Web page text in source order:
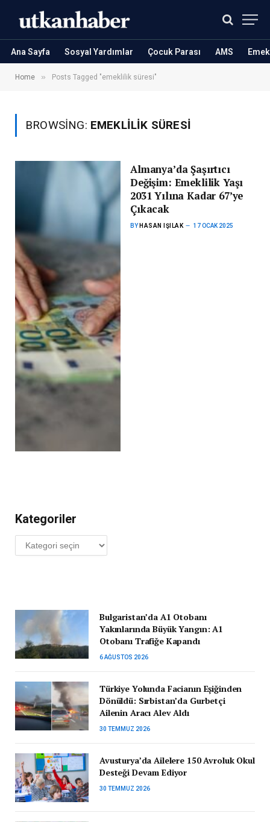
Ana Sayfa Sosyal Yardımlar Çocuk Parası AMS
Home » Posts Tagged "emeklilik süresi"
BROWSING: EMEKLILIK SÜRESI
Almanya’da Şaşırtıcı
Değişim: Emeklilik Yaşı
2031 Yılına Kadar 67’ye
Çıkacak
BY HASAN IŞILAK 17 OCAK 2025
Kategoriler
Kategoriler
Bulgaristan’da A1 Otobanı
Yakınlarında Büyük Yangın: A1
Otobanı Trafiğe Kapandı
6 AĞUSTOS 2026
Türkiye Yolunda Facianın Eşiğinden
Dönüldü: Sırbistan’da Gurbetçi
Ailenin Aracı Alev Aldı
30 TEMMUZ 2026
Avusturya’da Ailelere 150 Avroluk Okul
Desteği Devam Ediyor
30 TEMMUZ 2026